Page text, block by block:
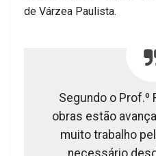
de Várzea Paulista.
Segundo o Prof.º
obras estão
muito trabalho
necessário